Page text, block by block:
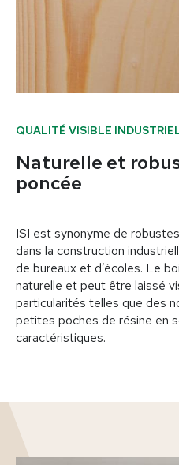
QUALITÉ VISIBLE
Naturelle et
poncée
ISI est synonyme de
dans la construction
de bureaux et d’écoles. Le
naturelle et peut être laissé
particularités telles que des
petites poches de résine en
caractéristiques.